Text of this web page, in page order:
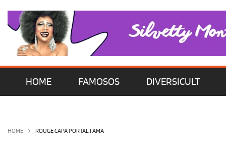
HOME FAMOSOS DIVERSICULT
HOME ROUGE CAPA PORTAL FAMA